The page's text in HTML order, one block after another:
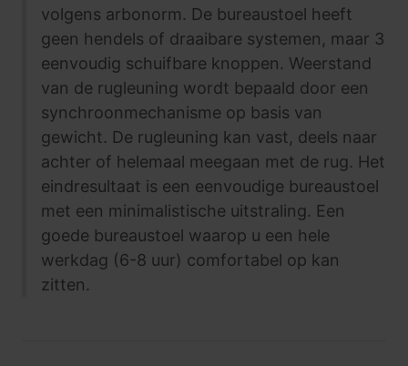
volgens arbonorm. De bureaustoel heeft
geen hendels of draaibare systemen, maar 3
eenvoudig schuifbare knoppen. Weerstand
van de rugleuning wordt bepaald door een
synchroonmechanisme op basis van
gewicht. De rugleuning kan vast, deels naar
achter of helemaal meegaan met de rug. Het
eindresultaat is een eenvoudige bureaustoel
met een minimalistische uitstraling. Een
goede bureaustoel waarop u een hele
werkdag (6-8 uur) comfortabel op kan
zitten.